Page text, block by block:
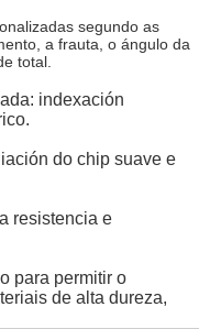
segundo as
a frauta, o ángulo da
total.
indexación
do chip suave e
resistencia e
para permitir o
de alta dureza,